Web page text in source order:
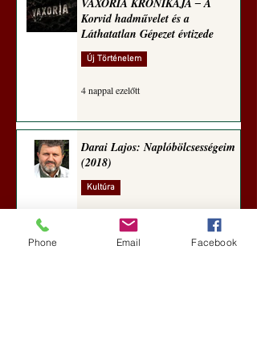
Korvid hadművelet és a
Láthatatlan Gépezet évtizede
Új Történelem
4 nappal ezelőtt
Darai Lajos: Naplóbölcsességeim
(2018)
Kultúra
7 nappal ezelőtt
Phone Email Facebook